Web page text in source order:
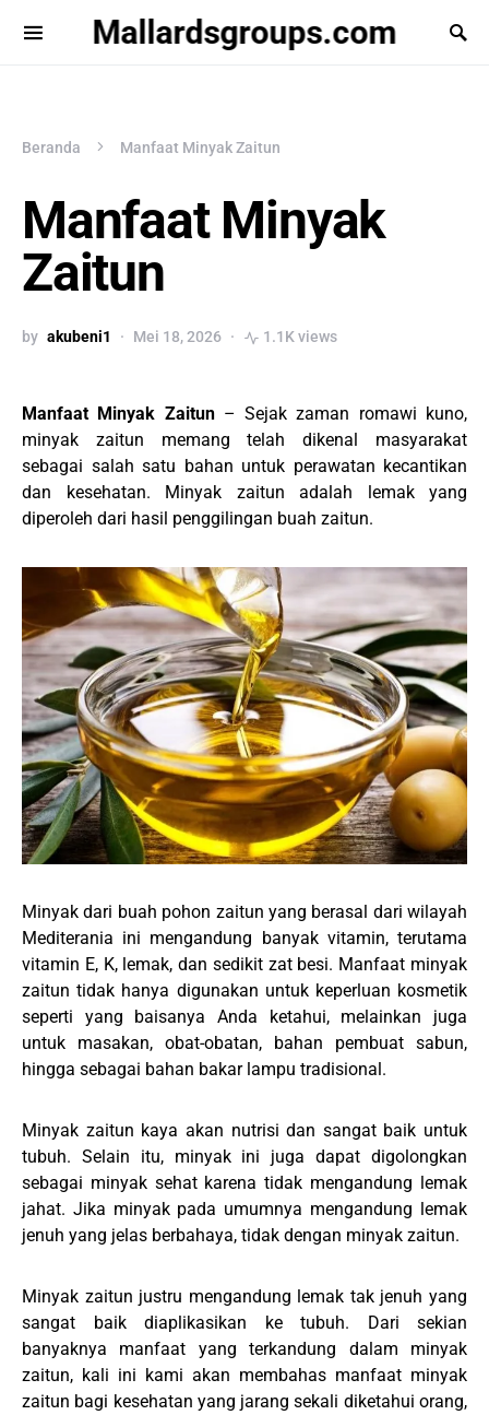
Mallardsgroups.com
Beranda Manfaat Minyak Zaitun
Manfaat Minyak
Zaitun
by akubeni1 Mei 18, 2026 1.1K views
Manfaat Minyak Zaitun– Sejak zaman romawi kuno,
minyak zaitun memang telah dikenal masyarakat
sebagai salah satu bahan untuk perawatan kecantikan
dan kesehatan. Minyak zaitun adalah lemak yang
diperoleh dari hasil penggilingan buah zaitun.
Minyak dari buah pohon zaitun yang berasal dari wilayah
Mediterania ini mengandung banyak vitamin, terutama
vitamin E, K, lemak, dan sedikit zat besi. Manfaat minyak
zaitun tidak hanya digunakan untuk keperluan kosmetik
seperti yang baisanya Anda ketahui, melainkan juga
untuk masakan, obat-obatan, bahan pembuat sabun,
hingga sebagai bahan bakar lampu tradisional.
Minyak zaitun kaya akan nutrisi dan sangat baik untuk
tubuh. Selain itu, minyak ini juga dapat digolongkan
sebagai minyak sehat karena tidak mengandung lemak
jahat. Jika minyak pada umumnya mengandung lemak
jenuh yang jelas berbahaya, tidak dengan minyak zaitun.
Minyak zaitun justru mengandung lemak tak jenuh yang
sangat baik diaplikasikan ke tubuh. Dari sekian
banyaknya manfaat yang terkandung dalam minyak
zaitun, kali ini kami akan membahas manfaat minyak
zaitun bagi kesehatan yang jarang sekali diketahui orang,